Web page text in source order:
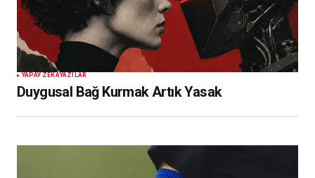
YAPAY ZEKAYAZILAR
Duygusal Bağ Kurmak Artık Yasak